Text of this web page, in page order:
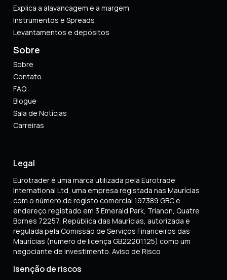
Explica a alavancagem e a margem
Instrumentos e Spreads
Levantamentos e depósitos
Sobre
Sobre
Contato
FAQ
Blogue
Sala de Notícias
Carreiras
Legal
Eurotrader é uma marca utilizada pela Eurotrade
International Ltd, uma empresa registada nas Maurícias
com o número de registo comercial 197389 GBC e
endereço registado em 3 Emerald Park, Trianon, Quatre
Bornes 72257, República das Maurícias, autorizada e
regulada pela Comissão de Serviços Financeiros das
Maurícias (número de licença GB22201125) como um
negociante de investimento. Aviso de Risco
Isenção de riscos